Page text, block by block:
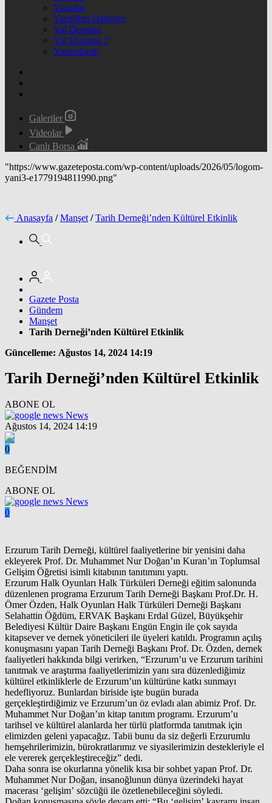
Yazarlar
Yazdığım Haberler
Yol Durumu
Yol Durumu 2
Yorumlarım
Galeriler
Videolar
Canlı Borsa
"https://www.gazeteposta.com/wp-content/uploads/2026/05/logom-
yani3-e1779194811990.png"
Anasayfa / Manşet / Tarih Derneği’nden Kültürel Etkinlik
Gazete Posta
Gündem
Manşet
Tarih Derneği’nden Kültürel Etkinlik
Güncelleme: Ağustos 14, 2024 14:19
Tarih Derneği’nden Kültürel Etkinlik
ABONE OL
News
Ağustos 14, 2024 14:19
0
BEĞENDİM
ABONE OL
News
0
Erzurum Tarih Derneği, kültürel faaliyetlerine bir yenisini daha
ekleyerek Prof. Dr. Muhammet Nur Doğan’ın Kuran’ın Toplumsal
Gelişim Öğretisi isimli kitabının tanıtımını yaptı.
Erzurum Halk Oyunları Halk Türküleri Derneği eğitim salonunda
düzenlenen programa Erzurum Tarih Derneği Başkanı Prof.Dr. H.
Ömer Özden, Halk Oyunları Halk Türküleri Derneği Başkanı
Selahattin Öğdüm, ERVAK Başkanı Erdal Güzel, Büyükşehir
Belediyesi Kültür Daire Başkanı Engün Engin ile çok sayıda
kitapsever ve dernek yöneticileri ile üyeleri katıldı. Programın açılış
konuşmasını yapan Tarih Derneği Başkanı Prof. Dr. Özden, dernek
faaliyetleri hakkında bilgi verirken, “Erzurum’u ve Erzurum tarihini
tanıtmak ve araştırma faaliyetlerimizin yanı sıra düzenlediğimiz
kültürel etkinliklerle de Erzurum’un kültürüne katkı sunmayı
hedefliyoruz. Bunlardan biriside işte bugün burada
gerçekleştirdiğimiz ve Erzurum’un öz evladı alan abimiz Prof. Dr.
Muhammet Nur Doğan’ın kitap tanıtım programı. Erzurum’u
tarihsel ve kültürel alanlarda her türlü platformda tanıtmak için
elimizden geleni yapacağız. Tabii bunu da siz değerli Erzurumlu
hemşehrilerimizin, bürokratlarımız ve siyasilerimizin destekleriyle el
ele vererek gerçekleştireceğiz” dedi.
Daha sonra ise okurlarına yönelik kısa bir sohbet yapan Prof. Dr.
Muhammet Nur Doğan, insanoğlunun dünya üzerindeki hayat
macerası ‘gelişim’ sözcüğü ile özetlenebileceğini söyledi.